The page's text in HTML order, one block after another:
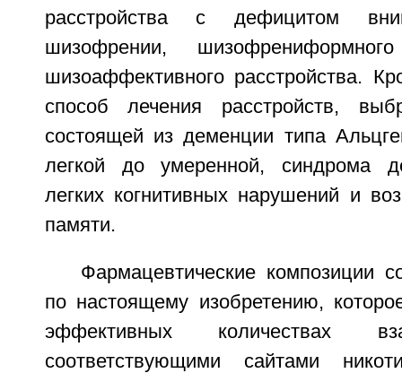
расстройства с дефицитом
шизофрении,
шизоаффективного расстройства.
способ лечения расстройств,
состоящей из деменции типа
легкой до умеренной, синдрома
легких когнитивных нарушений и
памяти.
Фармацевтические композиции
по настоящему изобретению,
эффективных количествах
соответствующими сайтами